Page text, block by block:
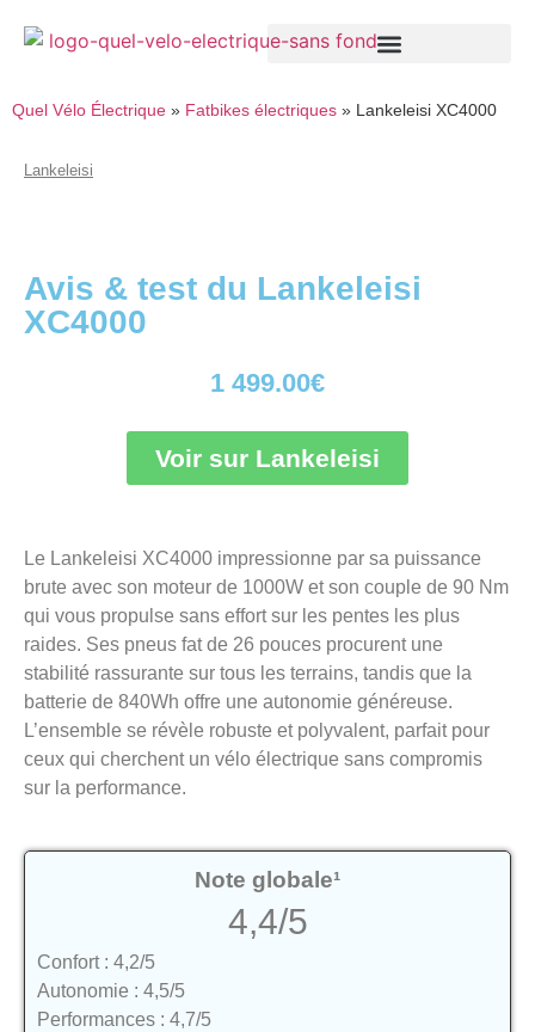
Quel Vélo Électrique » Fatbikes électriques » Lankeleisi XC4000
Lankeleisi
Avis & test du Lankeleisi
XC4000
1 499.00€
Voir sur Lankeleisi
Le Lankeleisi XC4000 impressionne par sa puissance
brute avec son moteur de 1000W et son couple de 90 Nm
qui vous propulse sans effort sur les pentes les plus
raides. Ses pneus fat de 26 pouces procurent une
stabilité rassurante sur tous les terrains, tandis que la
batterie de 840Wh offre une autonomie généreuse.
L’ensemble se révèle robuste et polyvalent, parfait pour
ceux qui cherchent un vélo électrique sans compromis
sur la performance.
Note globale¹
4,4/5
Confort : 4,2/5
Autonomie : 4,5/5
Performances : 4,7/5